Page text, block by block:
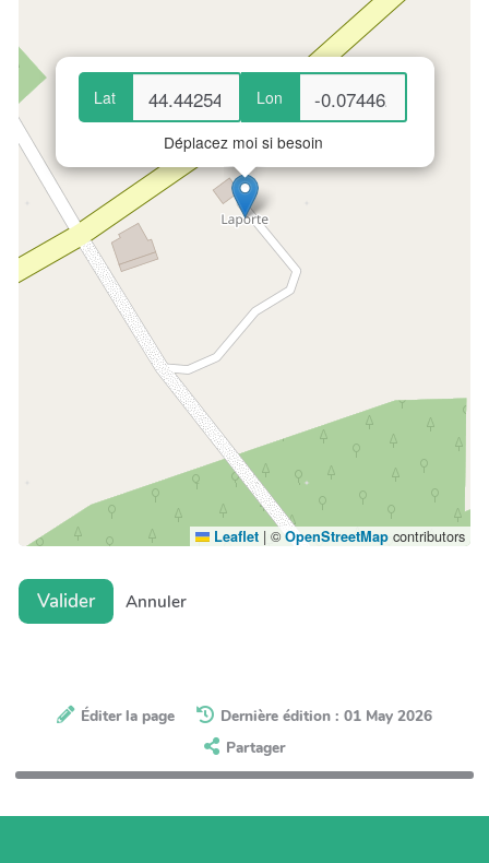
Lat Lon
Déplacez moi si besoin
Leaflet | ©OpenStreetMap contributors
Valider Annuler
Éditer la page
Dernière édition : 01 May 2026
Partager